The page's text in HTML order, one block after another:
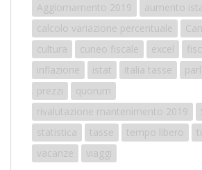
Aggiornamento 2019
aumento
calcolo variazione percentuale
cultura
cuneo fiscale excel
inflazione
istat italia tasse
prezzi
quorum
rivalutazione mantenimento 2019
statistica
tasse tempo libero
vacanze
viaggi